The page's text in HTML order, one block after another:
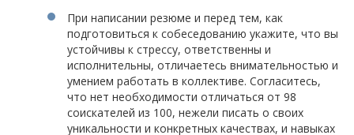
При написании резюме и перед тем, как
подготовиться к собеседованию укажите, что вы
устойчивы к стрессу, ответственны и
исполнительны, отличаетесь внимательностью и
умением работать в коллективе. Согласитесь,
что нет необходимости отличаться от 98
соискателей из 100, нежели писать о своих
уникальности и конкретных качествах, и навыках